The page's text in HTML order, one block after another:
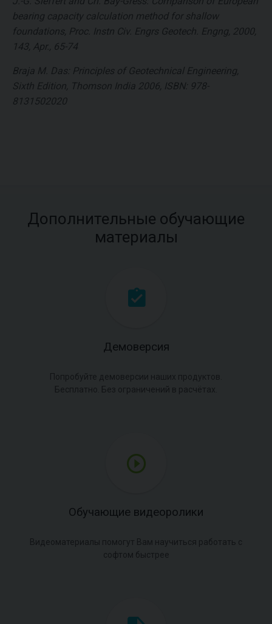
bearing capacity calculation method for shallow
foundations, Proc. Instn Civ. Engrs Geotech. Engng, 2000,
143, Apr., 65-74
Braja M. Das: Principles of Geotechnical Engineering,
Sixth Edition, Thomson India 2006, ISBN: 978-
8131502020
Дополнительные обучающие
материалы
Демоверсия
Попробуйте демоверсии наших продуктов.
Бесплатно. Без ограничений в расчётах.
Обучающие видеоролики
Видеоматериалы помогут Вам научиться работать с
софтом быстрее